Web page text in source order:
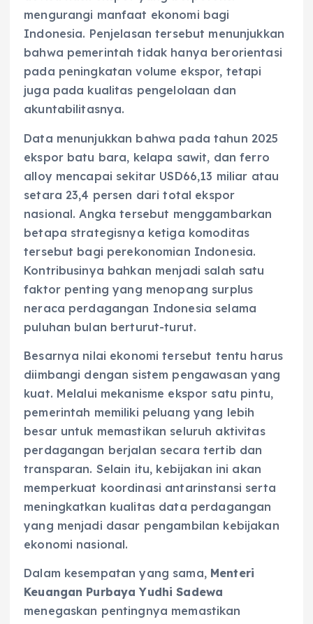
mengurangi manfaat ekonomi bagi
Indonesia. Penjelasan tersebut menunjukkan
bahwa pemerintah tidak hanya berorientasi
pada peningkatan volume ekspor, tetapi
juga pada kualitas pengelolaan dan
akuntabilitasnya.
Data menunjukkan bahwa pada tahun 2025
ekspor batu bara, kelapa sawit, dan ferro
alloy mencapai sekitar USD66,13 miliar atau
setara 23,4 persen dari total ekspor
nasional. Angka tersebut menggambarkan
betapa strategisnya ketiga komoditas
tersebut bagi perekonomian Indonesia.
Kontribusinya bahkan menjadi salah satu
faktor penting yang menopang surplus
neraca perdagangan Indonesia selama
puluhan bulan berturut-turut.
Besarnya nilai ekonomi tersebut tentu harus
diimbangi dengan sistem pengawasan yang
kuat. Melalui mekanisme ekspor satu pintu,
pemerintah memiliki peluang yang lebih
besar untuk memastikan seluruh aktivitas
perdagangan berjalan secara tertib dan
transparan. Selain itu, kebijakan ini akan
memperkuat koordinasi antarinstansi serta
meningkatkan kualitas data perdagangan
yang menjadi dasar pengambilan kebijakan
ekonomi nasional.
Dalam kesempatan yang sama, Menteri
Keuangan Purbaya Yudhi Sadewa
menegaskan pentingnya memastikan